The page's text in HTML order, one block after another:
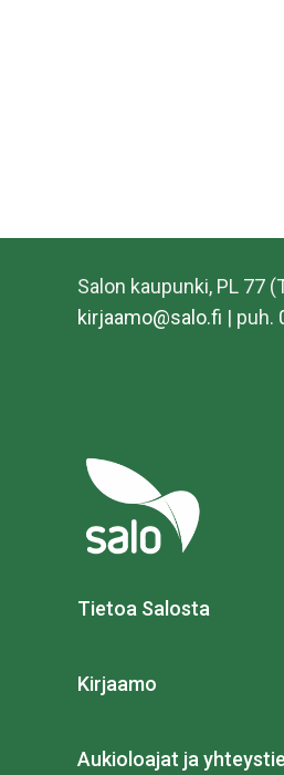
Salon kaupunki, PL 77
kirjaamo@salo.fi | puh.
Tietoa Salosta
Kirjaamo
Aukioloajat ja